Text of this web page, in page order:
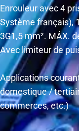
Enrouleur avec 4
Système français),
3G1,5 mm². MÁX.
Avec limiteur de
Applications
domestique /
commerces, etc.)